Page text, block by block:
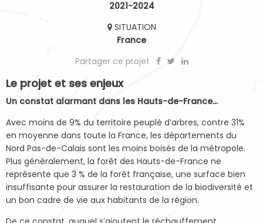
2021-2024
SITUATION
France
Partager ce projet
Le projet et ses enjeux
Un constat alarmant dans les Hauts-de-France…
Avec moins de 9% du territoire peuplé d’arbres, contre 31%
en moyenne dans toute la France, les départements du
Nord Pas-de-Calais sont les moins boisés de la métropole.
Plus généralement, la forêt des Hauts-de-France ne
représente que 3 % de la forêt française, une surface bien
insuffisante pour assurer la restauration de la biodiversité et
un bon cadre de vie aux habitants de la région.